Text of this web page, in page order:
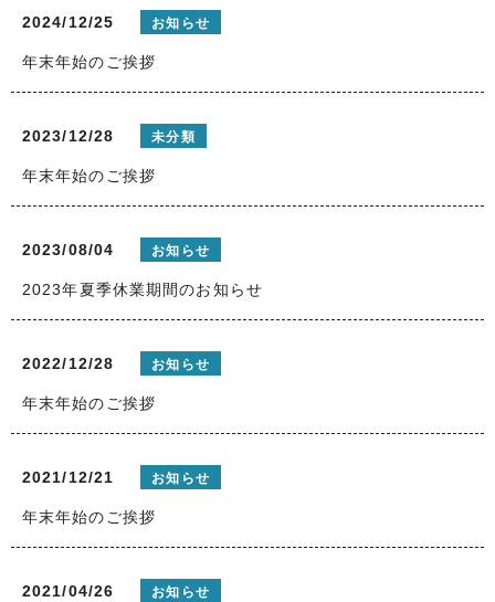
2024/12/25 お知らせ
年末年始のご挨拶
2023/12/28 未分類
年末年始のご挨拶
2023/08/04 お知らせ
2023年夏季休業期間のお知らせ
2022/12/28 お知らせ
年末年始のご挨拶
2021/12/21 お知らせ
年末年始のご挨拶
2021/04/26 お知らせ